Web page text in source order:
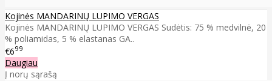
Kojinės MANDARINŲ LUPIMO VERGAS
Kojinės MANDARINŲ LUPIMO VERGAS Sudėtis: 75 % medvilnė, 20
% poliamidas, 5 % elastanas GA..
€699
Daugiau
Į norų sąrašą